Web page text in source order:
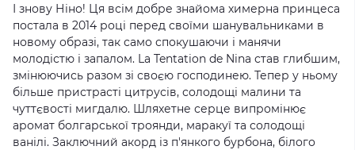
І знову Ніно! Ця всім добре знайома химерна принцеса
постала в 2014 році перед своїми шанувальниками в
новому образі, так само спокушаючи і манячи
молодістю і запалом. La Tentation de Nina став глибшим,
змінюючись разом зі своєю господинею. Тепер у ньому
більше пристрасті цитрусів, солодощі малини та
чуттєвості мигдалю. Шляхетне серце випромінює
аромат болгарської троянди, маракуї та солодощі
ванілі. Заключний акорд із п'янкого бурбона, білого